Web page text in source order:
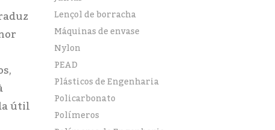
útil
Lençol de borracha
Máquinas de envase
Nylon
PEAD
Plásticos de Engenharia
Policarbonato
Polímeros